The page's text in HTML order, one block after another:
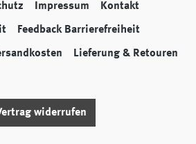
Impressum Kontakt
Feedback Barrierefreiheit
Lieferung & Retouren
widerrufen